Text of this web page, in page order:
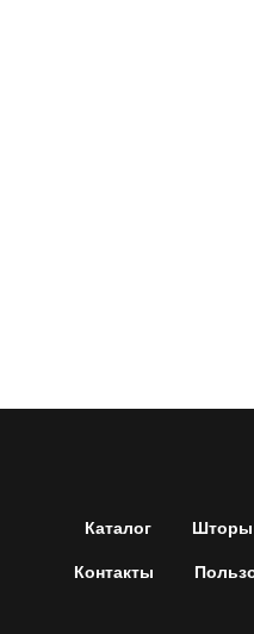
Каталог Шторы
Контакты